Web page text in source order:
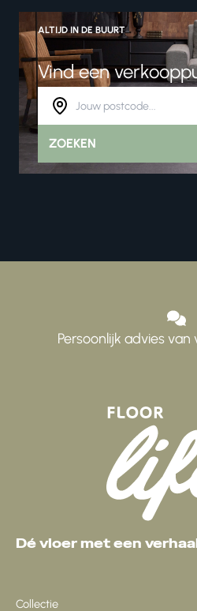
ALTIJD IN DE BUURT
Vind een
ZOEKEN
Persoonlijk advies
Dé vloer met een
Collectie